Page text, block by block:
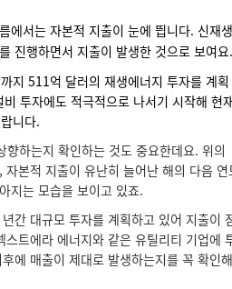
에서는 자본적 지출이 눈에 띕니다. 신재생
진행하면서 지출이 발생한 것으로 보여요.
지 511억 달러의 재생에너지 투자를 계획
비 투자에도 적극적으로 나서기 시작해 현
니다.
향하는지 확인하는 것도 중요한데요. 위의
자본적 지출이 유난히 늘어난 해의 다음 연
지는 모습을 보이고 있죠.
간 대규모 투자를 계획하고 있어 지출이
트에라 에너지와 같은 유틸리티 기업에
에 매출이 제대로 발생하는지를 꼭 확인해